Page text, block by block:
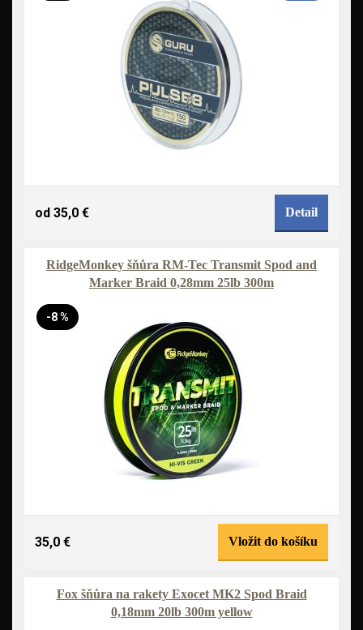
od 35,0 € Detail
RidgeMonkey šňůra RM-Tec Transmit Spod and
Marker Braid 0,28mm 25lb 300m
-8 %
35,0 € Vložit do košíku
Fox šňůra na rakety Exocet MK2 Spod Braid
0,18mm 20lb 300m yellow